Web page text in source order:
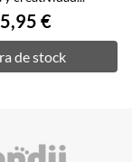
€
de stock